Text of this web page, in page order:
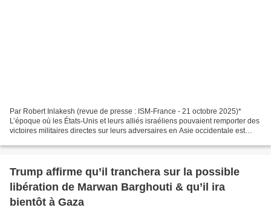
Par Robert Inlakesh (revue de presse : ISM-France - 21 octobre 2025)*
L’époque où les États-Unis et leurs alliés israéliens pouvaient remporter des
victoires militaires directes sur leurs adversaires en Asie occidentale est
Trump affirme qu’il tranchera sur la possible
libération de Marwan Barghouti & qu’il ira
bientôt à Gaza